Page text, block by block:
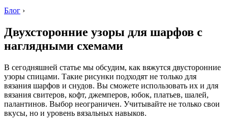
Блог ›
Двухсторонние узоры для шарфов с
наглядными схемами
В сегодняшней статье мы обсудим, как вяжутся двусторонние
узоры спицами. Такие рисунки подходят не только для
вязания шарфов и снудов. Вы сможете использовать их и для
вязания свитеров, кофт, джемперов, юбок, платьев, шалей,
палантинов. Выбор неограничен. Учитывайте не только свои
вкусы, но и уровень вязальных навыков.